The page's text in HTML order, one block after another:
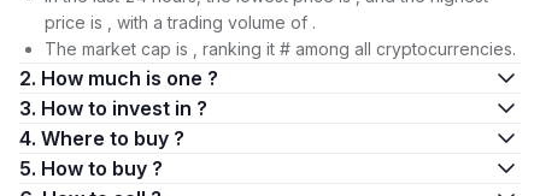
price is , with a trading volume of .
The market cap is , ranking it # among all cryptocurrencies.
2. How much is one ?
3. How to invest in ?
4. Where to buy ?
5. How to buy ?